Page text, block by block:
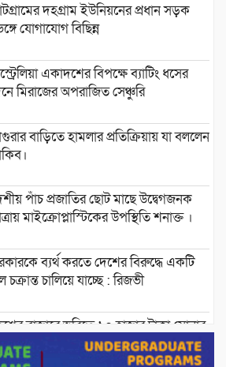
দহগ্রাম ইউনিয়নের প্রধান সড়ক
যোগাযোগ বিছিন্ন
একাদশের বিপক্ষে ব্যাটিং ধসের
মিরাজের অপরাজিত সেঞ্চুরি
বাড়িতে হামলার প্রতিক্রিয়ায় যা বললেন
পাঁচ প্রজাতির ছোট মাছে উদ্বেগজনক
মাইক্রোপ্লাস্টিকের উপস্থিতি শনাক্ত ।
ব্যর্থ করতে দেশের বিরুদ্ধে একটি
চক্রান্ত চালিয়ে যাচ্ছে : রিজভী
বাজারে ভরিতে ১০ হাজার টাকা সোনার
বাড়ানোর ঘোষণা।